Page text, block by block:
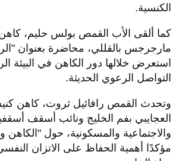
الكنسية.
كما ألقى الأب القمص بولس حليم،
مارجرجس بالقللي، محاضرة بعنوان
استعرض خلالها دور الكاهن في البيئة
التواصل الرعوي الحديثة.
وتحدث القمص رافائيل ثروت، كاهن
العجايبي بفم الخليج ونائب أسقف
والاجتماعية والمسكونية، حول "الكاهن
مؤكدًا أهمية الحفاظ على الاتزان